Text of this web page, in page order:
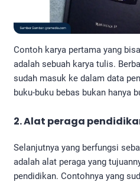
Contoh karya pertama yang
adalah sebuah karya tulis.
sudah masuk ke dalam data
buku-buku bebas bukan hanya
2. Alat peraga
Selanjutnya yang berfungsi
adalah alat peraga yang
pendidikan. Contohnya yang